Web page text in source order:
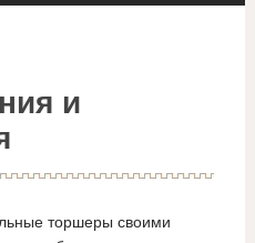
и
торшеры своими